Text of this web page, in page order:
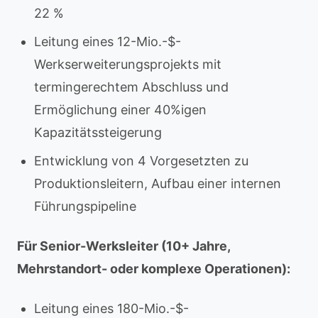
22 %
Leitung eines 12-Mio.-$-
Werkserweiterungsprojekts mit
termingerechtem Abschluss und
Ermöglichung einer 40%igen
Kapazitätssteigerung
Entwicklung von 4 Vorgesetzten zu
Produktionsleitern, Aufbau einer internen
Führungspipeline
Für Senior-Werksleiter (10+ Jahre,
Mehrstandort- oder komplexe Operationen):
Leitung eines 180-Mio.-$-